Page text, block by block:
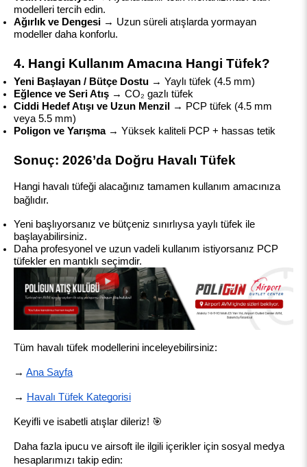
modelleri tercih edin.
Ağırlık ve Dengesi → Uzun süreli atışlarda yormayan
modeller daha konforlu.
4. Hangi Kullanım Amacına Hangi Tüfek?
Yeni Başlayan / Bütçe Dostu → Yaylı tüfek (4.5 mm)
Eğlence ve Seri Atış → CO₂ gazlı tüfek
Ciddi Hedef Atışı ve Uzun Menzil
→ PCP tüfek (4.5 mm
veya 5.5 mm)
Poligon ve Yarışma → Yüksek kaliteli PCP + hassas tetik
Sonuç: 2026’da Doğru Havalı Tüfek
Hangi havalı tüfeği alacağınız tamamen kullanım amacınıza
bağlıdır.
Yeni başlıyorsanız ve bütçeniz sınırlıysa yaylı tüfek ile
başlayabilirsiniz.
Daha profesyonel ve uzun vadeli kullanım istiyorsanız PCP
tüfekler en mantıklı seçimdir.
Tüm havalı tüfek modellerini inceleyebilirsiniz:
→ Ana Sayfa
→ Havalı Tüfek Kategorisi
Keyifli ve isabetli atışlar dileriz! 🎯
Daha fazla ipucu ve airsoft ile ilgili içerikler için sosyal medya
hesaplarımızı takip edin: